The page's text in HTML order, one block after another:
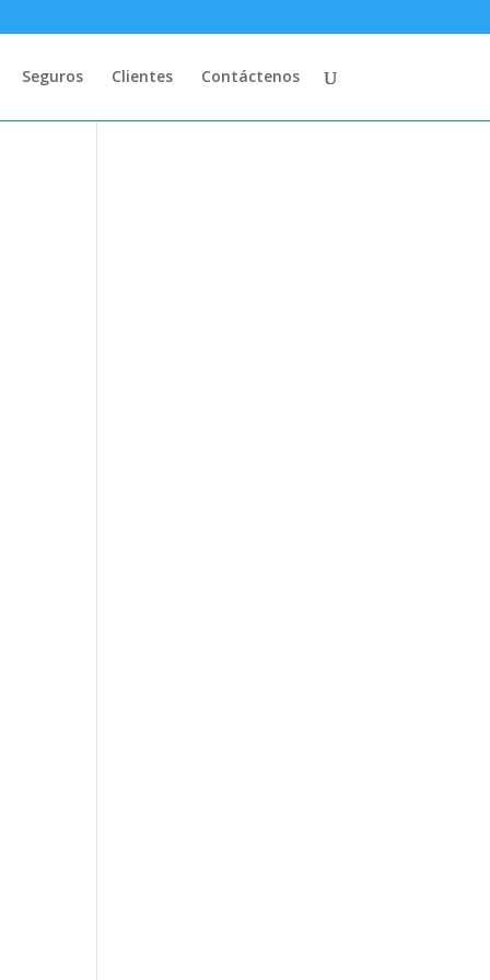
Seguros Clientes Contáctenos